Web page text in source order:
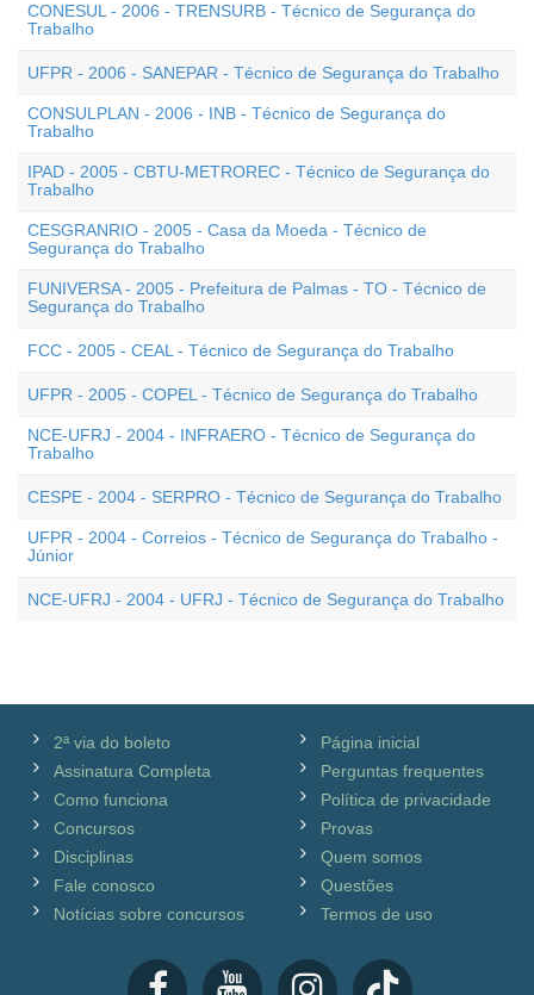
CONESUL - 2006 - TRENSURB - Técnico de Segurança do
Trabalho
UFPR - 2006 - SANEPAR - Técnico de Segurança do Trabalho
CONSULPLAN - 2006 - INB - Técnico de Segurança do
Trabalho
IPAD - 2005 - CBTU-METROREC - Técnico de Segurança do
Trabalho
CESGRANRIO - 2005 - Casa da Moeda - Técnico de
Segurança do Trabalho
FUNIVERSA - 2005 - Prefeitura de Palmas - TO - Técnico de
Segurança do Trabalho
FCC - 2005 - CEAL - Técnico de Segurança do Trabalho
UFPR - 2005 - COPEL - Técnico de Segurança do Trabalho
NCE-UFRJ - 2004 - INFRAERO - Técnico de Segurança do
Trabalho
CESPE - 2004 - SERPRO - Técnico de Segurança do Trabalho
UFPR - 2004 - Correios - Técnico de Segurança do Trabalho -
Júnior
NCE-UFRJ - 2004 - UFRJ - Técnico de Segurança do Trabalho
2ª via do boleto
Assinatura Completa
Como funciona
Concursos
Disciplinas
Fale conosco
Notícias sobre concursos
Página inicial
Perguntas frequentes
Política de privacidade
Provas
Quem somos
Questões
Termos de uso